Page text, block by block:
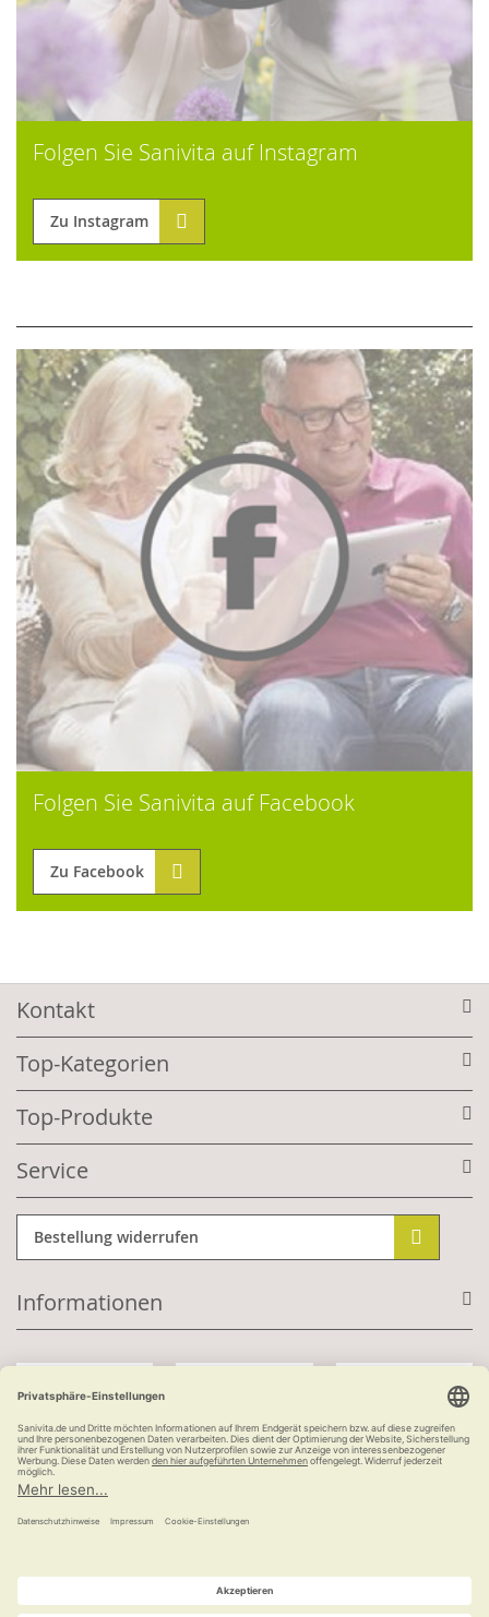
Folgen Sie Sanivita auf Instagram
Zu Instagram
Folgen Sie Sanivita auf Facebook
Zu Facebook
Kontakt
Top-Kategorien
Top-Produkte
Service
Bestellung widerrufen
Informationen
Kauf auf Rechnung
versandkostenfrei